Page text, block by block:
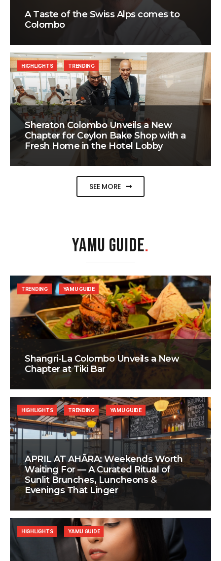
A Taste of the Swiss Alps comes to
Colombo
Sheraton Colombo Unveils a New
Chapter for Ceylon Bake Shop with a
Fresh Home in the Hotel Lobby
HIGHLIGHTS TRENDING
SEE MORE
YAMU GUIDE.
Shangri-La Colombo Unveils a New
Chapter at Tiki Bar
TRENDING YAMU GUIDE
APRIL AT AHÃRA: Weekends Worth
Waiting For — A Curated Ritual of
Sunlit Brunches, Luncheons &
Evenings That Linger
HIGHLIGHTS TRENDING YAMU GUIDE
HIGHLIGHTS YAMU GUIDE